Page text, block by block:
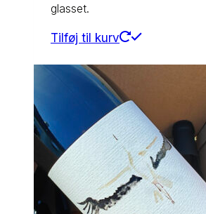
glasset.
Tilføj til kurv